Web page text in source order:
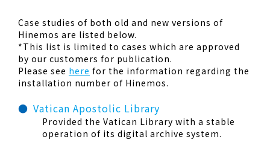
Case studies of both old and new versions of
Hinemos are listed below.
*This list is limited to cases which are approved
by our customers for publication.
Please see here for the information regarding the
installation number of Hinemos.
Vatican Apostolic Library
Provided the Vatican Library with a stable
operation of its digital archive system.